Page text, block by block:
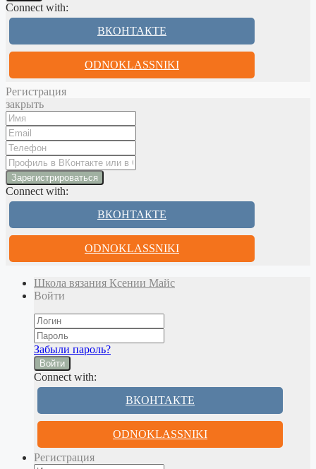
Connect with:
ВКОНТАКТЕ
ODNOKLASSNIKI
Регистрация
закрыть
Connect with:
ВКОНТАКТЕ
ODNOKLASSNIKI
Школа вязания Ксении Майс
Войти
Забыли пароль?
Войти
Connect with:
ВКОНТАКТЕ
ODNOKLASSNIKI
Регистрация